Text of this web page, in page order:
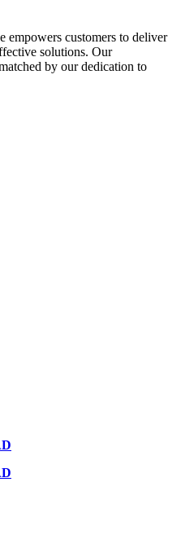
customers to deliver
solutions. Our
by our dedication to